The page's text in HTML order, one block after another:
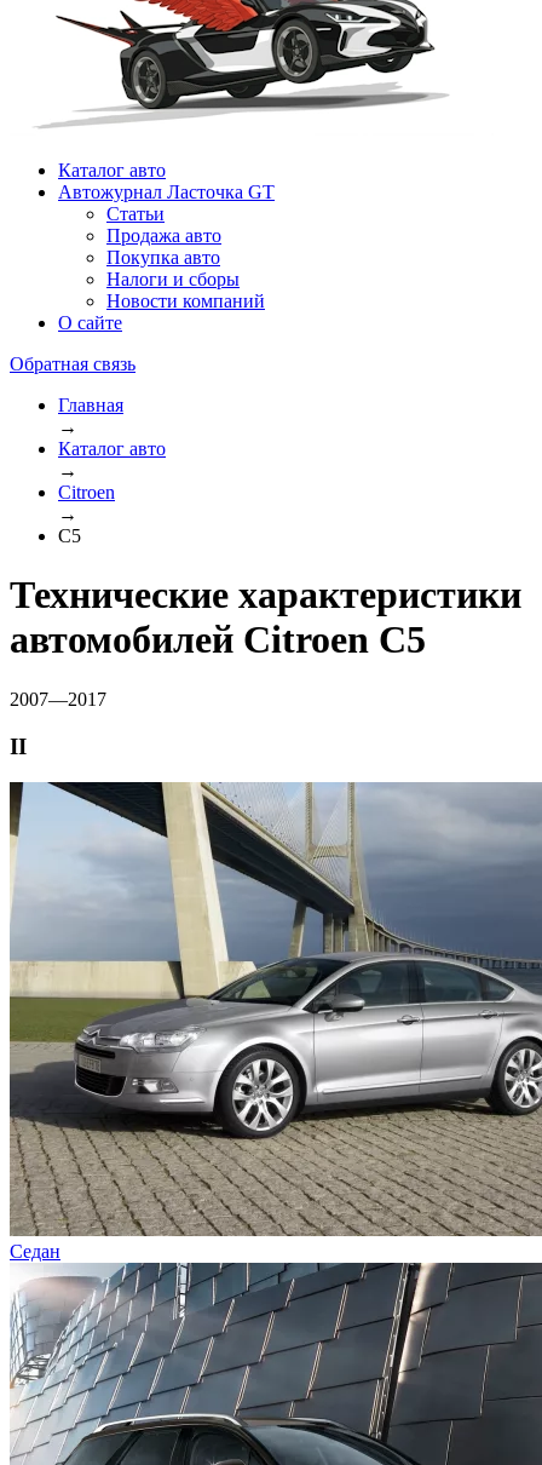
Каталог авто
Автожурнал Ласточка GT
Статьи
Продажа авто
Покупка авто
Налоги и сборы
Новости компаний
О сайте
Обратная связь
Главная
→
Каталог авто
→
Citroen
→
C5
Технические характеристики
автомобилей Citroen C5
2007—2017
II
Седан